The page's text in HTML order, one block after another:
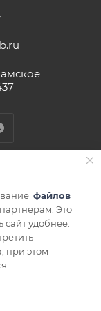
ДАННЫХ
файлов
Это
сайт удобнее.
при этом